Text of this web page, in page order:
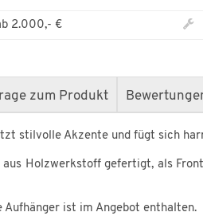
2.000,- €
zum Produkt
stilvolle Akzente und fügt sich
Holzwerkstoff gefertigt, als
ist im Angebot enthalten.